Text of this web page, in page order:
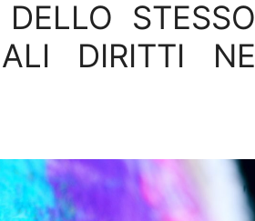
STESSO
DIRITTI NE